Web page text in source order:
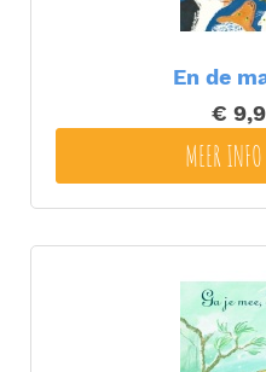
En de
€
MEER